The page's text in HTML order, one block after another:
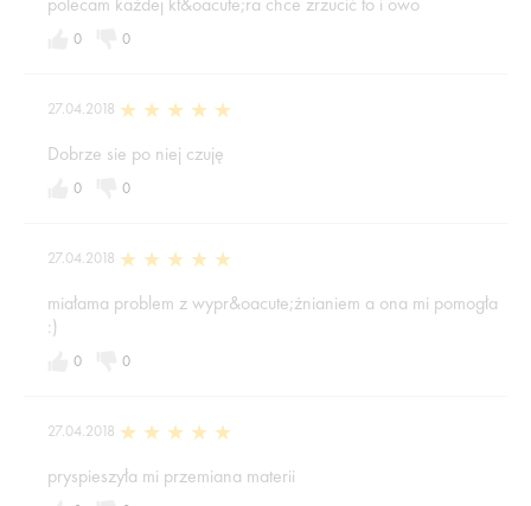
0 0
27.04.2018
Dobrze sie po niej czuję
0 0
27.04.2018
miałama problem z wypr&oacute;żnianiem a ona mi pomogła
:)
0 0
27.04.2018
pryspieszyła mi przemiana materii